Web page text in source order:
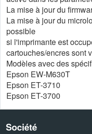
La mise à jour du
La mise à jour du
possible
si l'imprimante est
cartouches/encres sont
Modèles avec des
Epson EW-M630T
Epson ET-3710
Epson ET-3700
Société